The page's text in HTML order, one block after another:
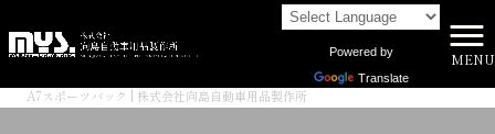
Powered by
Translate
MENU
A7スポーツバック | 株式会社向島自動車用品製作所